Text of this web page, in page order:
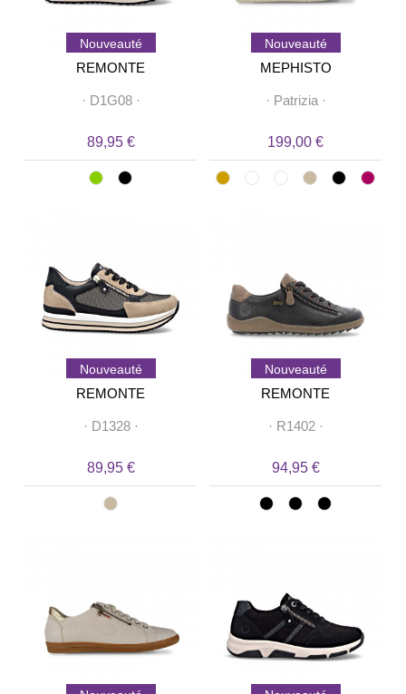
Nouveauté
REMONTE
· D1G08·
89,95 €
Nouveauté
MEPHISTO
· Patrizia·
199,00 €
Nouveauté
REMONTE
· D1328·
89,95 €
Nouveauté
REMONTE
· R1402·
94,95 €